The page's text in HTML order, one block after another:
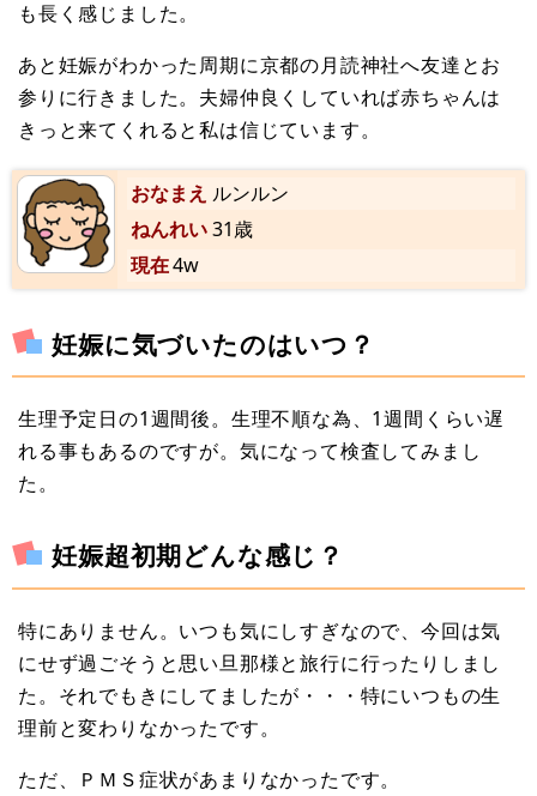
も長く感じました。
あと妊娠がわかった周期に京都の月読神社へ友達とお
参りに行きました。夫婦仲良くしていれば赤ちゃんは
きっと来てくれると私は信じています。
おなまえ ルンルン
ねんれい31歳
現在4w
妊娠に気づいたのはいつ？
生理予定日の1週間後。生理不順な為、1週間くらい遅
れる事もあるのですが。気になって検査してみまし
た。
妊娠超初期どんな感じ？
特にありません。いつも気にしすぎなので、今回は気
にせず過ごそうと思い旦那様と旅行に行ったりしまし
た。それでもきにしてましたが・・・特にいつもの生
理前と変わりなかったです。
ただ、ＰＭＳ症状があまりなかったです。